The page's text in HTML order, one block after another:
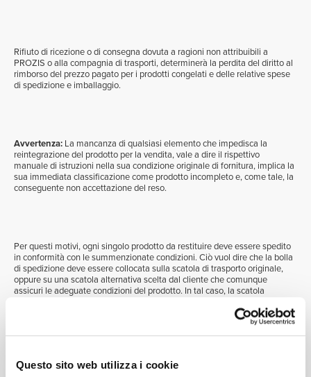
Questo sito web utilizza i cookie
Rifiuto di ricezione o di consegna dovuta a ragioni non attribuibili a
PROZIS o alla compagnia di trasporti, determinerà la perdita del diritto al
rimborso del prezzo pagato per i prodotti congelati e delle relative spese
di spedizione e imballaggio.
Avvertenza: La mancanza di qualsiasi elemento che impedisca la
reintegrazione del prodotto per la vendita, vale a dire il rispettivo
manuale di istruzioni nella sua condizione originale di fornitura, implica la
sua immediata classificazione come prodotto incompleto e, come tale, la
conseguente non accettazione del reso.
Per questi motivi, ogni singolo prodotto da restituire deve essere spedito
in conformità con le summenzionate condizioni. Ciò vuol dire che la bolla
di spedizione deve essere collocata sulla scatola di trasporto originale,
oppure su una scatola alternativa scelta dal cliente che comunque
assicuri le adeguate condizioni del prodotto. In tal caso, la scatola
Se una qualsiasi delle precedenti condizioni non dovesse venire